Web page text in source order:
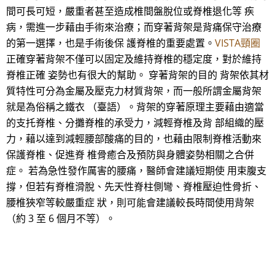
間可長可短，嚴重者甚至造成椎間盤脫位或脊椎退化等 疾
病，需進一步藉由手術來治療；而穿著背架是背痛保守治療
的第一選擇，也是手術後保 護脊椎的重要處置。 VISTA頸圈
正確穿著背架不僅可以固定及維持脊椎的穩定度，對於維持
脊椎正確 姿勢也有很大的幫助。 穿著背架的目的 背架依其材
質特性可分為金屬及壓克力材質背架，而一般所謂金屬背架
就是為俗稱之鐵衣 （臺語）。背架的穿著原理主要藉由適當
的支托脊椎、分攤脊椎的承受力，減輕脊椎及背 部組織的壓
力，藉以達到減輕腰部酸痛的目的，也藉由限制脊椎活動來
保護脊椎、促進脊 椎骨癒合及預防與身體姿勢相關之合併
症。 若為急性發作厲害的腰痛，醫師會建議短期使 用束腹支
撐，但若有脊椎滑脫、先天性脊柱側彎、脊椎壓迫性骨折、
腰椎狹窄等較嚴重症 狀，則可能會建議較長時間使用背架
（約 3 至 6 個月不等）。